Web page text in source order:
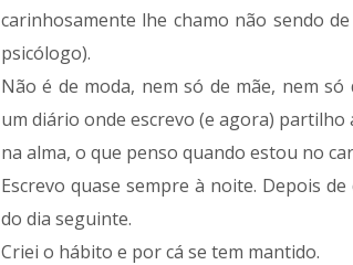
carinhosamente lhe chamo não sendo
psicólogo).
Não é de moda, nem só de mãe, nem
um diário onde escrevo (e agora) partilho
na alma, o que penso quando estou no
Escrevo quase sempre à noite. Depois
do dia seguinte.
Criei o hábito e por cá se tem mantido.